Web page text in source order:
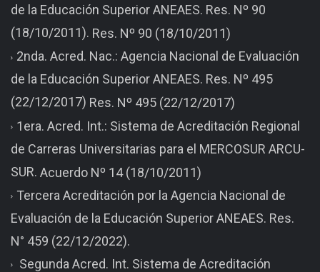
de la Educación Superior ANEAES. Res. Nº 90
(18/10/2011). Res. Nº 90 (18/10/2011)
2nda. Acred. Nac.: Agencia Nacional de Evaluación
de la Educación Superior ANEAES. Res. Nº 495
(22/12/2017) Res. Nº 495 (22/12/2017)
1era. Acred. Int.: Sistema de Acreditación Regional
de Carreras Universitarias para el MERCOSUR ARCU-
SUR. Acuerdo Nº 14 (18/10/2011)
Tercera Acreditación por la Agencia Nacional de
Evaluación de la Educación Superior ANEAES. Res.
N° 459 (22/12/2022).
Segunda Acred. Int. Sistema de Acreditación